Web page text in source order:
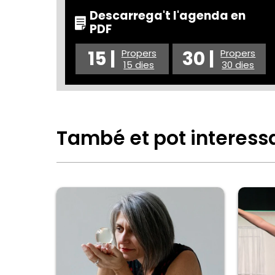
Descarrega't l'agenda en
PDF
15 | Propers
15 dies
30 | Propers
30 dies
També et pot